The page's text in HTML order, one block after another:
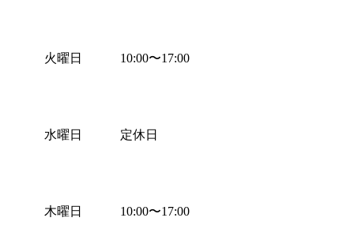
火曜日
水曜日
木曜日
10:00〜17:00
定休日
10:00〜17:00